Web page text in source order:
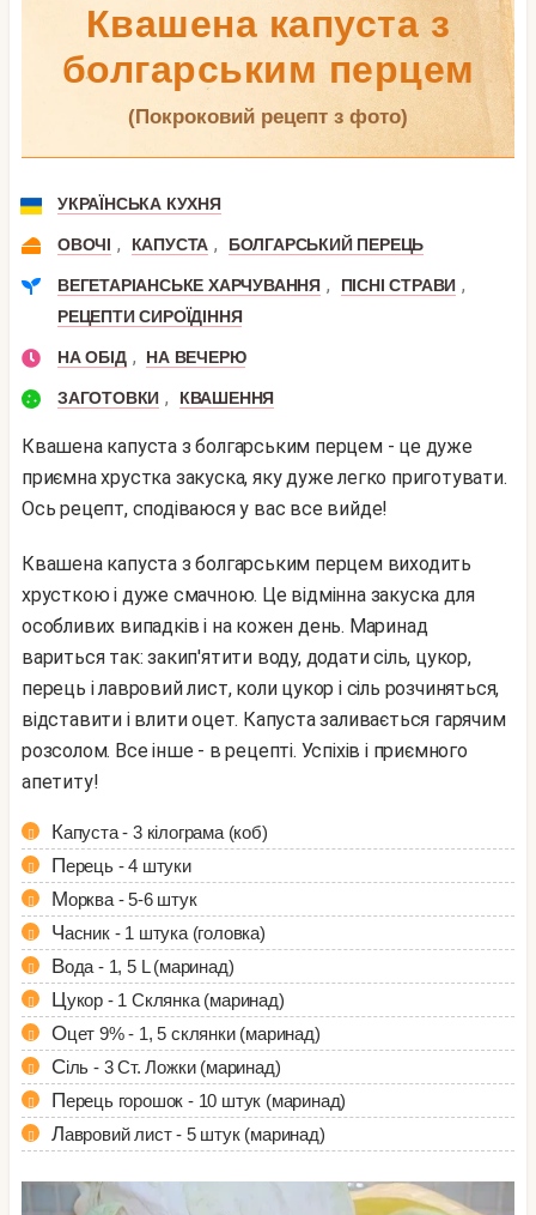
Квашена капуста з
болгарським перцем
(покроковий рецепт з фото)
УКРАЇНСЬКА КУХНЯ
ОВОЧІ , КАПУСТА , БОЛГАРСЬКИЙ ПЕРЕЦЬ
ВЕГЕТАРІАНСЬКЕ ХАРЧУВАННЯ , ПІСНІ СТРАВИ ,
РЕЦЕПТИ СИРОЇДІННЯ
НА ОБІД , НА ВЕЧЕРЮ
ЗАГОТОВКИ , КВАШЕННЯ
Квашена капуста з болгарським перцем - це дуже
приємна хрустка закуска, яку дуже легко приготувати.
Ось рецепт, сподіваюся у вас все вийде!
Квашена капуста з болгарським перцем виходить
хрусткою і дуже смачною. Це відмінна закуска для
особливих випадків і на кожен день. Маринад
вариться так: закип'ятити воду, додати сіль, цукор,
перець і лавровий лист, коли цукор і сіль розчиняться,
відставити і влити оцет. Капуста заливається гарячим
розсолом. Все інше - в рецепті. Успіхів і приємного
апетиту!
Капуста - 3 кілограма (коб)
Перець - 4 штуки
Морква - 5-6 штук
Часник - 1 штука (головка)
Вода - 1, 5 L (маринад)
Цукор - 1 Склянка (маринад)
Оцет 9% - 1, 5 склянки (маринад)
Сіль - 3 Ст. Ложки (маринад)
Перець горошок - 10 штук (маринад)
Лавровий лист - 5 штук (маринад)